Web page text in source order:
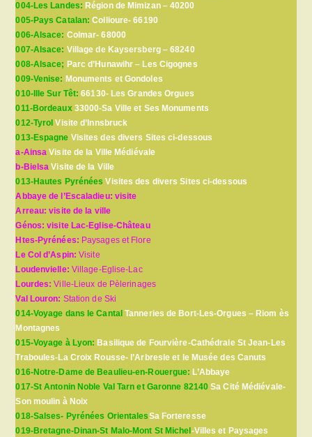
004-Les Landes: Région de Mimizan – 40200
005-Pays Catalan:Collioure- 66190
006-Alsace: Colmar- 68000
007-Alsace: Village de Kaysersberg – 68240
008-Alsace; Parc d’Hunawihr – Les Cigognes
009-Venise: Monuments et Gondoles
010-Ille Sur Têt:66130- Les Grandes Orgues
011-Bordeaux33000-Sa Ville et Ses Monuments
012-Tyrol Visite d’Innsbruck
013-Espagne Visites des divers Sites ci-dessous
a-Ainsa Visite de la Ville Médiévale
b-Bielsa Visite de la Ville
013-Hautes Pyrénées Visites des divers Sites ci-dessous
Abbaye de l’Escaladieu: visite
Arreau: visite de la ville
Génos: visite Lac-Eglise-Château
Htes-Pyrénées: Paysages et Flore
Le Col d’Aspin:Visite
Loudenvielle: Village-Eglise-Lac
Lourdes:Ville-Lieux de Pèlerinages
Val Louron: Station de Ski
014-Voyage dans le Cantal Tanneries de Bort-Les-Orgues – Riom ès
Montagnes
015-Voyage à Lyon: Basilique de Fourvière-Cathédrale St Jean-Les
Traboules-La Croix Rousse- l’Arbresle et le Musée des Canuts
016-Notre-Dame de Beaulieu-en-Rouergue: L’Abbaye
017-St Antonin Noble Val Tarn et Garonne 82140 Sa Cité Médiévale-
Son moulin à Noix
018-Salses- Pyrénées OrientalesSa Forteresse
019-Bretagne-Dinan-St Malo-Mont St Michel -Villes et Paysages